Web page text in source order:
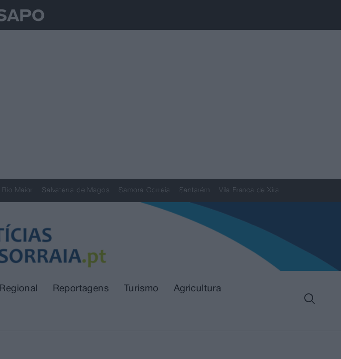
Rio Maior Salvaterra de Magos Samora Correia Santarém Vila Franca de Xira
Regional Reportagens Turismo Agricultura